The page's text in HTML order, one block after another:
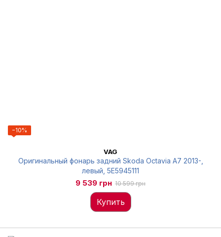
−10%
VAG
Оригинальный фонарь задний Skoda Octavia A7 2013-,
левый, 5E5945111
9 539 грн 10 599 грн
Купить